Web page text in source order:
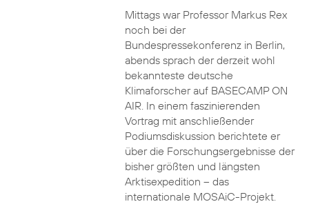
Mittags war Professor Markus Rex
noch bei der
Bundespressekonferenz in Berlin,
abends sprach der derzeit wohl
bekannteste deutsche
Klimaforscher auf BASECAMP ON
AIR. In einem faszinierenden
Vortrag mit anschließender
Podiumsdiskussion berichtete er
über die Forschungsergebnisse der
bisher größten und längsten
Arktisexpedition – das
internationale MOSAiC-Projekt.